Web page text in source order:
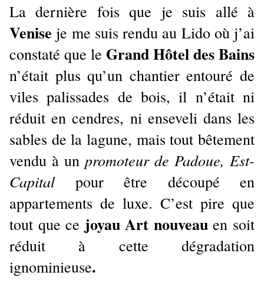
La dernière fois que je suis allé à
Venise je me suis rendu au Lido où j’ai
constaté que le Grand Hôtel des Bains
n’était plus qu’un chantier entouré de
viles palissades de bois, il n’était ni
réduit en cendres, ni enseveli dans les
sables de la lagune, mais tout bêtement
vendu à un promoteur de Padoue, Est-
Capitalpour être découpé en
appartements de luxe. C’est pire que
tout que ce joyau Art nouveauen soit
réduit à cette dégradation
ignominieuse.